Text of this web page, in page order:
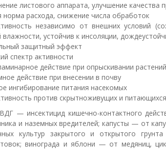
листового аппарата, улучшение качества
норма расхода, снижение числа обработок
независимо от внешних условий
влажности, устойчив к инсоляции,
защитный эффект
спектр активности
действие при опрыскивании растений
действие при внесении в почву
ингибирование питания насекомых
против скрытноживущих и
— инсектицид кишечно-контактного
и наземных вредителей; капусты — от
культур закрытого и открытого
винограда и яблони — от медяниц,